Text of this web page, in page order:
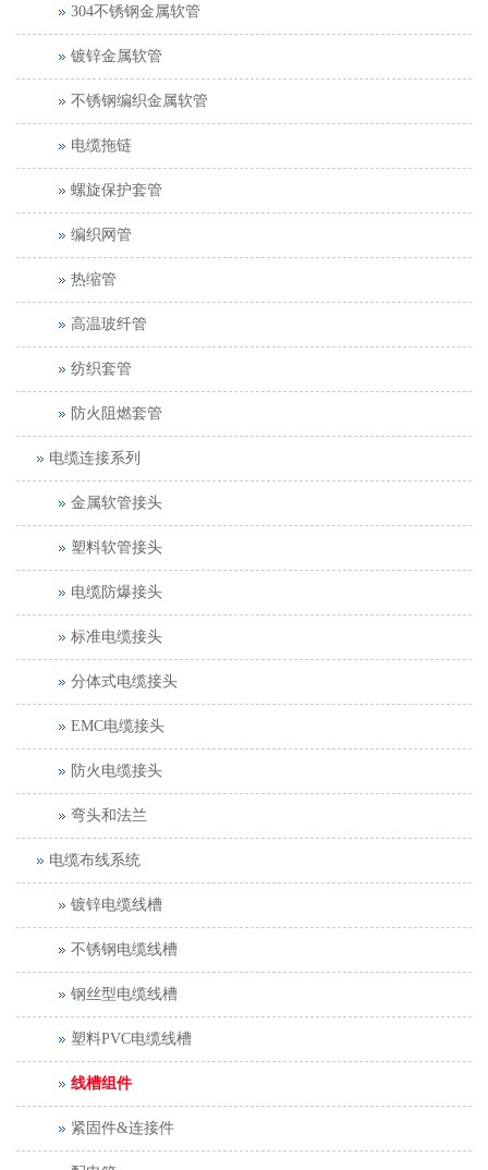
304不锈钢金属软管
镀锌金属软管
不锈钢编织金属软管
电缆拖链
螺旋保护套管
编织网管
热缩管
高温玻纤管
纺织套管
防火阻燃套管
电缆连接系列
金属软管接头
塑料软管接头
电缆防爆接头
标准电缆接头
分体式电缆接头
EMC电缆接头
防火电缆接头
弯头和法兰
电缆布线系统
镀锌电缆线槽
不锈钢电缆线槽
钢丝型电缆线槽
塑料PVC电缆线槽
线槽组件
紧固件&连接件